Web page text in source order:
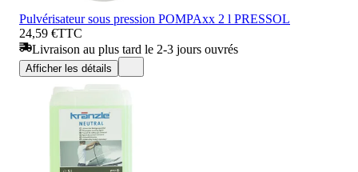
Pulvérisateur sous pression POMPAxx 2 l PRESSOL
24,59 €TTC
Livraison au plus tard le 2-3 jours ouvrés
Afficher les détails